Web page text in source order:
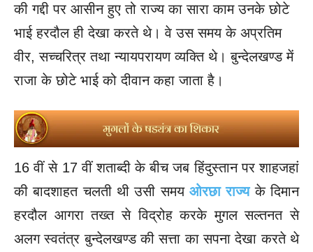
की गद्दी पर आसीन हुए तो राज्य का सारा काम उनके छोटे
भाई हरदौल ही देखा करते थे। वे उस समय के अप्रतिम
वीर, सच्चरित्र तथा न्यायपरायण व्यक्ति थे। बुन्देलखण्ड में
राजा के छोटे भाई को दीवान कहा जाता है।
16 वीं से 17 वीं शताब्दी के बीच जब हिंदुस्तान पर शाहजहां
की बादशाहत चलती थी उसी समय ओरछा राज्यके दिमान
हरदौल आगरा तख्त से विद्रोह करके मुगल सल्तनत से
अलग स्वतंत्र बुन्देलखण्ड की सत्ता का सपना देखा करते थे